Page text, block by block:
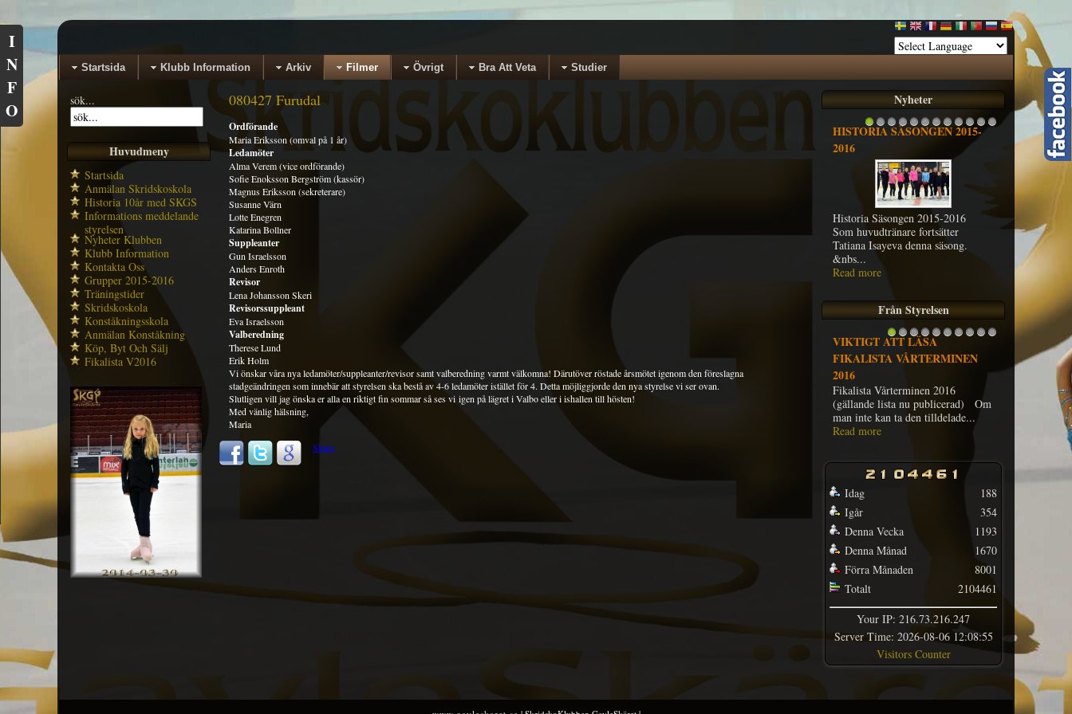
Startsida Klubb Information Arkiv Filmer Övrigt Bra Att Veta Studier
sök...
Huvudmeny
Startsida
Anmälan Skridskoskola
Historia 10år med SKGS
Informations meddelande
styrelsen
Nyheter Klubben
Klubb Information
Kontakta Oss
Grupper 2015-2016
Träningstider
Skridskoskola
Konståkningsskola
Anmälan Konståkning
Köp, Byt Och Sälj
Fikalista V2016
080427 Furudal
Ordförande
Maria Eriksson (omval på 1 år)
Ledamöter
Alma Verem (vice ordförande)
Sofie Enoksson Bergström (kassör)
Magnus Eriksson (sekreterare)
Susanne Värn
Lotte Enegren
Katarina Bollner
Suppleanter
Gun Israelsson
Anders Enroth
Revisor
Lena Johansson Skeri
Revisorssuppleant
Eva Israelsson
Valberedning
Therese Lund
Erik Holm
Vi önskar våra nya ledamöter/suppleanter/revisor samt valberedning varmt välkomna! Därutöver röstade årsmötet igenom den föreslagna
stadgeändringen som innebär att styrelsen ska bestå av 4-6 ledamöter istället för 4. Detta möjliggjorde den nya styrelse vi ser ovan.
Slutligen vill jag önska er alla en riktigt fin sommar så ses vi igen på lägret i Valbo eller i ishallen till hösten!
Med vänlig hälsning,
Maria
Share
Nyheter
1 2 3 4 5 6 7 8 9 1011
HISTORIA SÄSONGEN 2015-
2016
Historia Säsongen 2015-2016
Som huvudtränare fortsätter
Tatiana Isayeva denna säsong.
&nbs...
Read more
Från Styrelsen
1 2 3 4 5
VIKTIGT ATT LÄSA
FIKALISTA VÅRTERMINEN
2016
Fikalista Vårterminen 2016
(gällande lista nu publicerad) Om
man inte kan ta den tilldelade...
Read more
Idag
Igår
Denna Vecka
Denna Månad
Förra Månaden
Totalt
188
354
1193
1670
8001
2104461
Your IP: 216.73.216.247
Server Time: 2026-08-06 12:08:55
Visitors Counter
I
N
F
O